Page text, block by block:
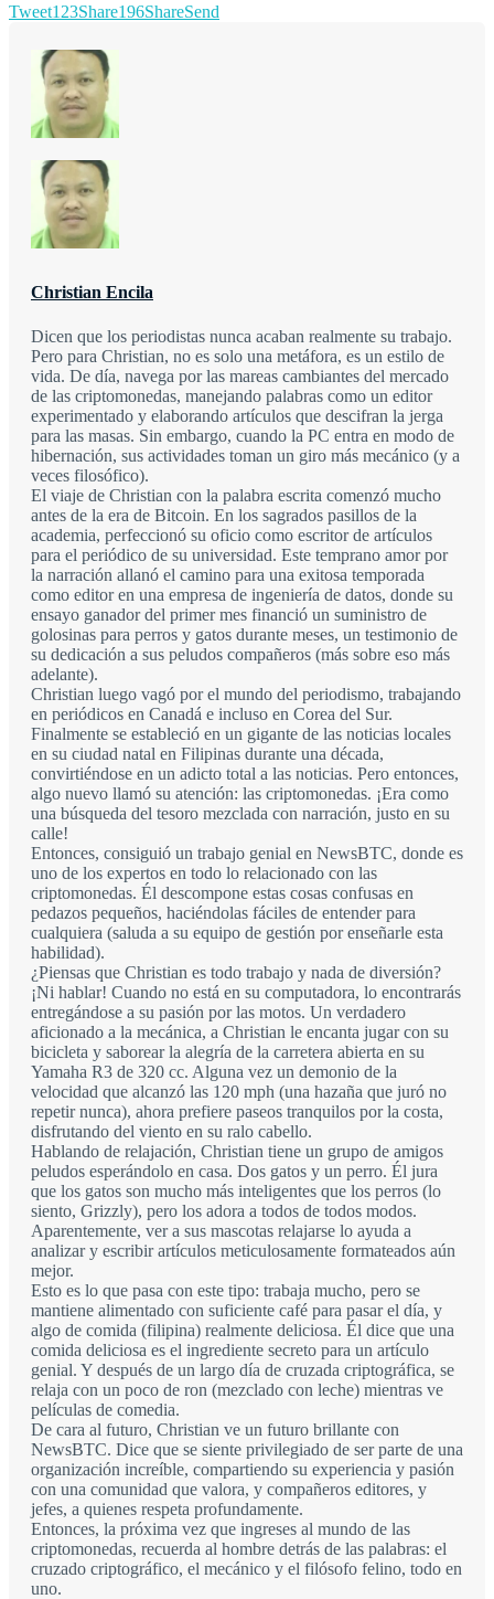
Tweet123Share196ShareSend
Christian Encila
Dicen que los periodistas nunca acaban realmente su trabajo.
Pero para Christian, no es solo una metáfora, es un estilo de
vida. De día, navega por las mareas cambiantes del mercado
de las criptomonedas, manejando palabras como un editor
experimentado y elaborando artículos que descifran la jerga
para las masas. Sin embargo, cuando la PC entra en modo de
hibernación, sus actividades toman un giro más mecánico (y a
veces filosófico).
El viaje de Christian con la palabra escrita comenzó mucho
antes de la era de Bitcoin. En los sagrados pasillos de la
academia, perfeccionó su oficio como escritor de artículos
para el periódico de su universidad. Este temprano amor por
la narración allanó el camino para una exitosa temporada
como editor en una empresa de ingeniería de datos, donde su
ensayo ganador del primer mes financió un suministro de
golosinas para perros y gatos durante meses, un testimonio de
su dedicación a sus peludos compañeros (más sobre eso más
adelante).
Christian luego vagó por el mundo del periodismo, trabajando
en periódicos en Canadá e incluso en Corea del Sur.
Finalmente se estableció en un gigante de las noticias locales
en su ciudad natal en Filipinas durante una década,
convirtiéndose en un adicto total a las noticias. Pero entonces,
algo nuevo llamó su atención: las criptomonedas. ¡Era como
una búsqueda del tesoro mezclada con narración, justo en su
calle!
Entonces, consiguió un trabajo genial en NewsBTC, donde es
uno de los expertos en todo lo relacionado con las
criptomonedas. Él descompone estas cosas confusas en
pedazos pequeños, haciéndolas fáciles de entender para
cualquiera (saluda a su equipo de gestión por enseñarle esta
habilidad).
¿Piensas que Christian es todo trabajo y nada de diversión?
¡Ni hablar! Cuando no está en su computadora, lo encontrarás
entregándose a su pasión por las motos. Un verdadero
aficionado a la mecánica, a Christian le encanta jugar con su
bicicleta y saborear la alegría de la carretera abierta en su
Yamaha R3 de 320 cc. Alguna vez un demonio de la
velocidad que alcanzó las 120 mph (una hazaña que juró no
repetir nunca), ahora prefiere paseos tranquilos por la costa,
disfrutando del viento en su ralo cabello.
Hablando de relajación, Christian tiene un grupo de amigos
peludos esperándolo en casa. Dos gatos y un perro. Él jura
que los gatos son mucho más inteligentes que los perros (lo
siento, Grizzly), pero los adora a todos de todos modos.
Aparentemente, ver a sus mascotas relajarse lo ayuda a
analizar y escribir artículos meticulosamente formateados aún
mejor.
Esto es lo que pasa con este tipo: trabaja mucho, pero se
mantiene alimentado con suficiente café para pasar el día, y
algo de comida (filipina) realmente deliciosa. Él dice que una
comida deliciosa es el ingrediente secreto para un artículo
genial. Y después de un largo día de cruzada criptográfica, se
relaja con un poco de ron (mezclado con leche) mientras ve
películas de comedia.
De cara al futuro, Christian ve un futuro brillante con
NewsBTC. Dice que se siente privilegiado de ser parte de una
organización increíble, compartiendo su experiencia y pasión
con una comunidad que valora, y compañeros editores, y
jefes, a quienes respeta profundamente.
Entonces, la próxima vez que ingreses al mundo de las
criptomonedas, recuerda al hombre detrás de las palabras: el
cruzado criptográfico, el mecánico y el filósofo felino, todo en
uno.